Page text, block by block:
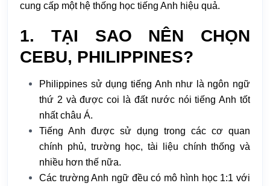
cung cấp một hệ thống học tiếng Anh hiệu quả.
1. TẠI SAO NÊN CHỌN
CEBU, PHILIPPINES?
Philippines sử dụng tiếng Anh như là ngôn ngữ
thứ 2 và được coi là đất nước nói tiếng Anh tốt
nhất châu Á.
Tiếng Anh được sử dụng trong các cơ quan
chính phủ, trường học, tài liệu chính thống và
nhiều hơn thế nữa.
Các trường Anh ngữ đều có mô hình học 1:1 với